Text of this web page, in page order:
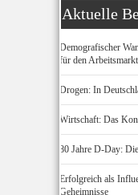
Aktuelle
Demografischer
für den
Drogen: In
Wirtschaft: Das
80 Jahre D-Day:
Erfolgreich als
Geheimnisse